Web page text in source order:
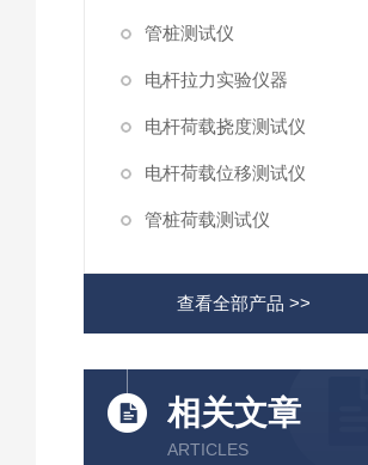
管桩测试仪
电杆拉力实验仪器
电杆荷载挠度测试仪
电杆荷载位移测试仪
管桩荷载测试仪
查看全部产品 >>
相关文章
ARTICLES